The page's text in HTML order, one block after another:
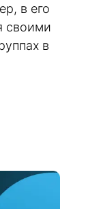
в его
своими
в